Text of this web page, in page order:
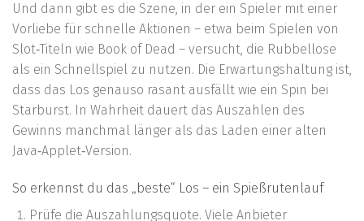
Und dann gibt es die Szene, in der ein Spieler mit einer
Vorliebe für schnelle Aktionen – etwa beim Spielen von
Slot‑Titeln wie Book of Dead – versucht, die Rubbellose
als ein Schnellspiel zu nutzen. Die Erwartungshaltung ist,
dass das Los genauso rasant ausfällt wie ein Spin bei
Starburst. In Wahrheit dauert das Auszahlen des
Gewinns manchmal länger als das Laden einer alten
Java‑Applet‑Version.
So erkennst du das „beste“ Los – ein Spießrutenlauf
Prüfe die Auszahlungsquote. Viele Anbieter